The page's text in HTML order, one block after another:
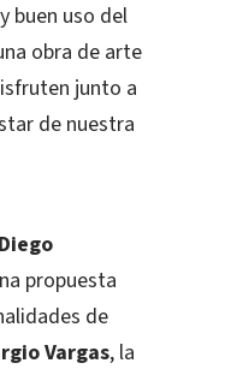
buen uso del
obra de arte
junto a
de nuestra
Diego
propuesta
de
Vargas, la